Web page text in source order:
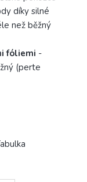
díky silné
než běžný
fóliemi -
(perte